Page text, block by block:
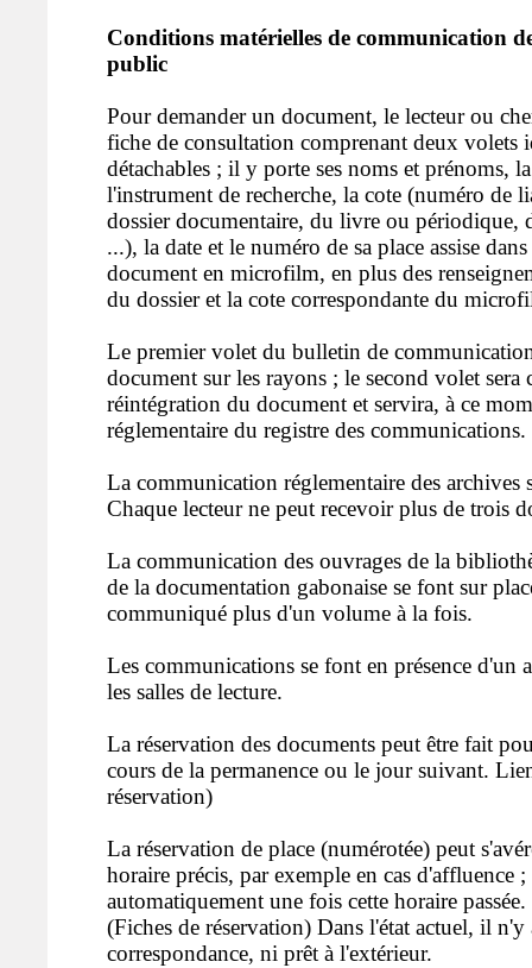
Conditions matérielles de communication
public
Pour demander un document, le lecteur ou
fiche de consultation comprenant deux volets
détachables ; il y porte ses noms et prénoms,
l'instrument de recherche, la cote (numéro de
dossier documentaire, du livre ou périodique,
...), la date et le numéro de sa place assise
document en microfilm, en plus des
du dossier et la cote correspondante du
Le premier volet du bulletin de
document sur les rayons ; le second volet sera
réintégration du document et servira, à ce
réglementaire du registre des communications.
La communication réglementaire des archives
Chaque lecteur ne peut recevoir plus de trois
La communication des ouvrages de la
de la documentation gabonaise se font sur
communiqué plus d'un volume à la fois.
Les communications se font en présence d'un
les salles de lecture.
La réservation des documents peut être fait
cours de la permanence ou le jour suivant.
réservation)
La réservation de place (numérotée) peut
horaire précis, par exemple en cas d'affluence
automatiquement une fois cette horaire
(Fiches de réservation) Dans l'état actuel, il
correspondance, ni prêt à l'extérieur.